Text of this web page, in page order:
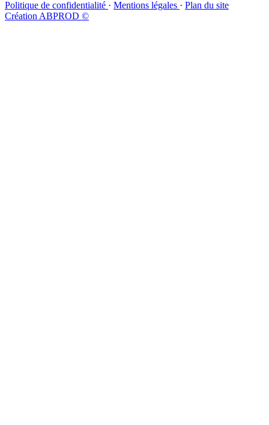
Politique de confidentialité · Mentions légales · Plan du site
Création ABPROD ©